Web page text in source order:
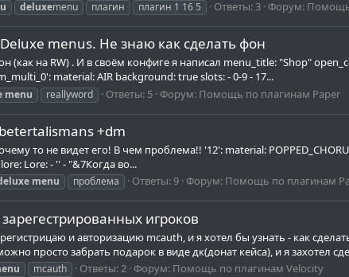
deluxemenu плагин плагин 1 16 5 Ответы: 3 Форум: Помощь
menus. Не знаю как сделать фон
(как на RW) . И в своём конфиге я написал menu_title: "Shop"
material: AIR background: true slots: - 0-9 - 17...
menu reallyword Ответы: 5 Форум: Помощь по плагинам Paper
+dm
то не видет его! В чем проблема!! '12': material:
Lore: - '' - "&7Когда во...
menu проблема Ответы: 9 Форум: Помощь по плагинам
игроков
и авторизацию mcauth, и я хотел бы узнать - как
просто забрать подарок в виде дк(донат кейса), и я захотел
mcauth Ответы: 2 Форум: Помощь по плагинам Velocity